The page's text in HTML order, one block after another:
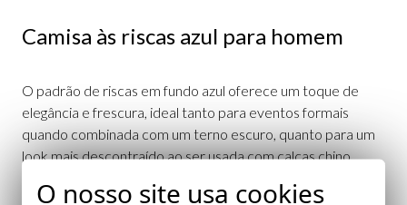
Camisa às riscas azul para homem
O padrão de riscas em fundo azul oferece um toque de
elegância e frescura, ideal tanto para eventos formais
quando combinada com um terno escuro, quanto para um
look mais descontraído ao ser usada com calças chino.
O nosso site usa cookies